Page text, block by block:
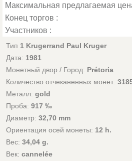
Максимальная предлагаемая
Конец торгов :
Участников :
Тип 1 Krugerrand Paul Kruger
Дата: 1981
Монетный двор / Город: Prétoria
Количество отчеканенных монет:
Металл: gold
Проба: 917 ‰
Диаметр: 32,70 mm
Ориентация осей монеты: 12 h.
Вес: 34,04 g.
Век: cannelée